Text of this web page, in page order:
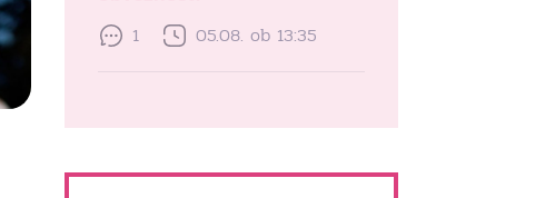
1 05.08. ob 13:35